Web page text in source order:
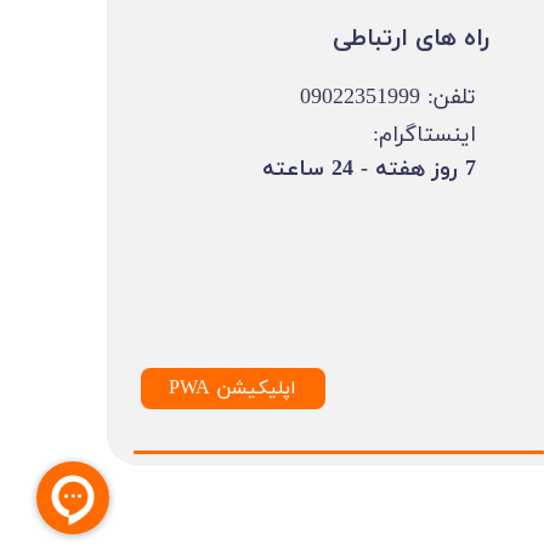
تلفن: 09022351999
اینستاگرام:
​7 روز هفته - 24 ساعته ​​​​​​​
PWA اپلیکیشن
​​راه های ارتباطی